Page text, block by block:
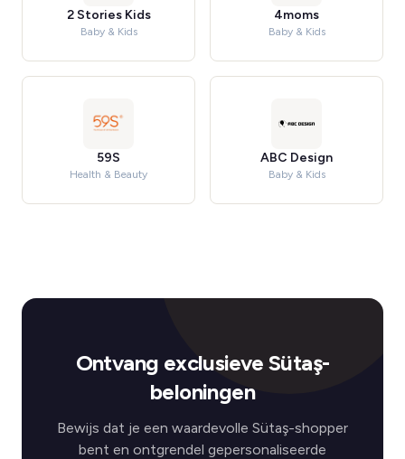
2 Stories Kids
Baby & Kids
4moms
Baby & Kids
59S
Health & Beauty
ABC Design
Baby & Kids
Ontvang exclusieve Sütaş-
beloningen
Bewijs dat je een waardevolle Sütaş-shopper
bent en ontgrendel gepersonaliseerde